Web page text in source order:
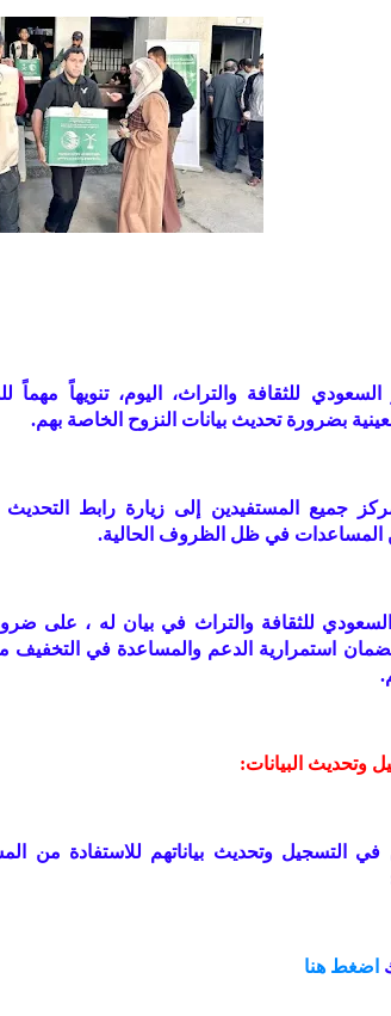
السعودي للثقافة والتراث، اليوم، تنويهاً
بضرورة تحديث بيانات النزوح الخاصة بهم.
جميع المستفيدين إلى زيارة رابط
المساعدات في ظل الظروف الحالية.
للثقافة والتراث في بيان له ، على
استمرارية الدعم والمساعدة في التخفيف
وتحديث البيانات:
في التسجيل وتحديث بياناتهم للاستفادة من
اضغط هنا